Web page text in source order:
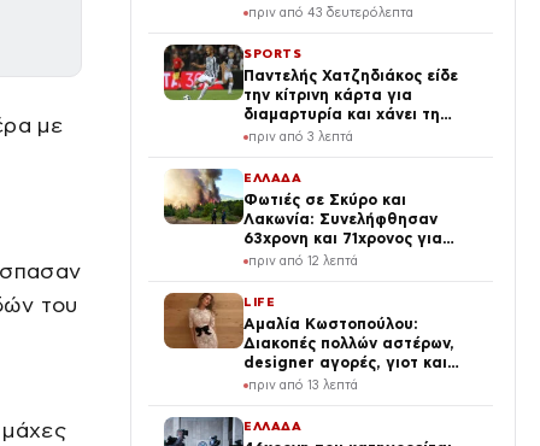
με
του
κρούσματα
πριν από 43 δευτερόλεπτα
SPORTS
Παντελής Χατζηδιάκος είδε
την κίτρινη κάρτα για
διαμαρτυρία και χάνει τη
ρεβάνς του ΠΑΟΚ με την
πριν από 3 λεπτά
ΕΛΛΑΔΑ
Φωτιές σε Σκύρο και
Λακωνία: Συνελήφθησαν
63χρονη και 71χρονος για
εμπρησμό από αμέλεια
πριν από 12 λεπτά
LIFE
Αμαλία Κωστοπούλου:
Διακοπές πολλών αστέρων,
designer αγορές, γιοτ και
κατακόκκινο μπικίνι
πριν από 13 λεπτά
ΕΛΛΑΔΑ